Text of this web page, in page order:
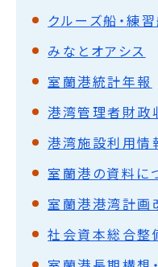
クルーズ船・練
みなとオアシス
室蘭港統計年報
港湾管理者財政
港湾施設利用情
室蘭港の資料に
室蘭港港湾計画
社会資本総合整